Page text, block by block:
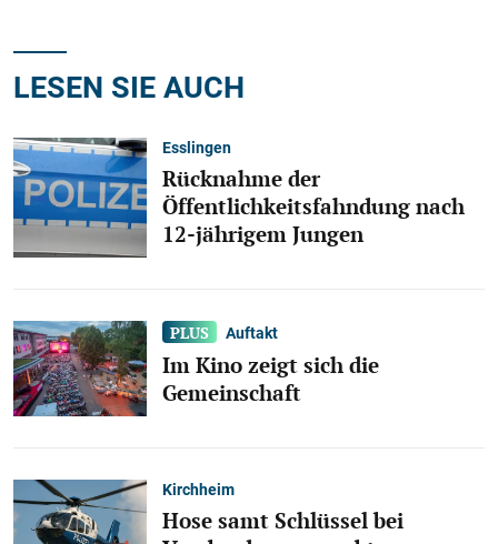
LESEN SIE AUCH
Esslingen
Rücknahme der
Öffentlichkeitsfahndung nach
12-jährigem Jungen
Auftakt
Im Kino zeigt sich die
Gemeinschaft
Kirchheim
Hose samt Schlüssel bei